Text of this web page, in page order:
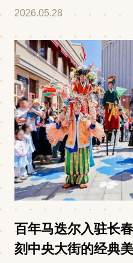
2026.05.28
百年马迭尔入驻长
刻中央大街的经典